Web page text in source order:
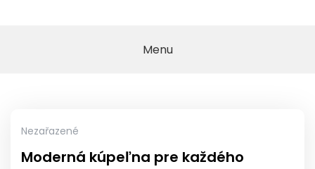
Menu
Nezařazené
Moderná kúpeľna pre každého